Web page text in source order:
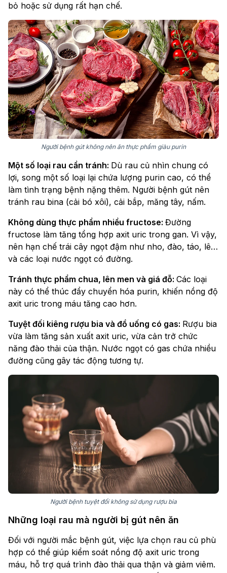
bỏ hoặc sử dụng rất hạn chế.
Người bệnh gút không nên ăn thực phẩm giàu purin
Một số loại rau cần tránh: Dù rau củ nhìn chung có
lợi, song một số loại lại chứa lượng purin cao, có thể
làm tình trạng bệnh nặng thêm. Người bệnh gút nên
tránh rau bina (cải bó xôi), cải bắp, măng tây, nấm.
Không dùng thực phẩm nhiều fructose: Đường
fructose làm tăng tổng hợp axit uric trong gan. Vì vậy,
nên hạn chế trái cây ngọt đậm như nho, đào, táo, lê…
và các loại nước ngọt có đường.
Tránh thực phẩm chua, lên men và giá đỗ: Các loại
này có thể thúc đẩy chuyển hóa purin, khiến nồng độ
axit uric trong máu tăng cao hơn.
Tuyệt đối kiêng rượu bia và đồ uống có gas: Rượu bia
vừa làm tăng sản xuất axit uric, vừa cản trở chức
năng đào thải của thận. Nước ngọt có gas chứa nhiều
đường cũng gây tác động tương tự.
Người bệnh tuyệt đối không sử dụng rượu bia
Những loại rau mà người bị gút nên ăn
Đối với người mắc bệnh gút, việc lựa chọn rau củ phù
hợp có thể giúp kiểm soát nồng độ axit uric trong
máu, hỗ trợ quá trình đào thải qua thận và giảm viêm.